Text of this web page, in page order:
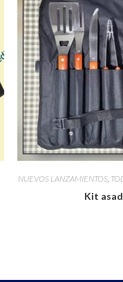
NUEVOS LANZAMIENTOS,
Kit